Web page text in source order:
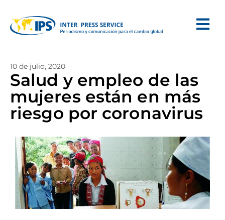
10 de julio, 2020
Salud y empleo de las
mujeres están en más
riesgo por coronavirus